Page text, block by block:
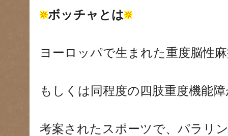
ボッチャとは
ヨーロッパで生まれた重度脳性
もしくは同程度の四肢重度機能
考案されたスポーツで、パラリ